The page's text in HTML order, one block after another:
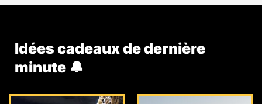
Idées cadeaux de dernière
minute 🔔